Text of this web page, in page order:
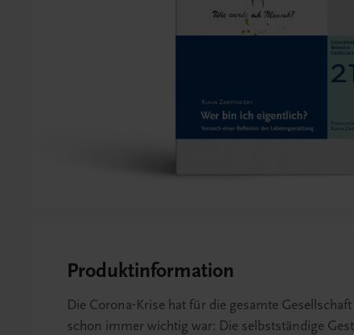
Produktinformation
Die Corona-Krise hat für die gesamte
schon immer wichtig war: Die selbstständige